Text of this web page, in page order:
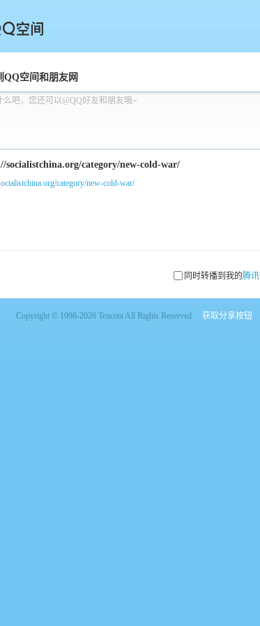
间
QQ空间和朋友网
么吧，您还可以@QQ好友和朋友哦~
category/new-cold-war/
同时转播到我的腾
Copyright © 1998-2026 Tencent All Rights Reserved 获取分享按钮